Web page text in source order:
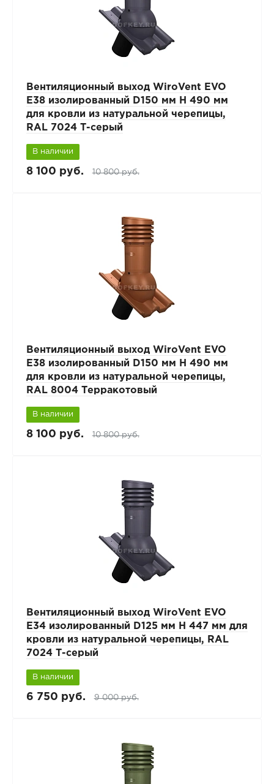
Вентиляционный выход WiroVent EVO
E38 изолированный D150 мм Н 490 мм
для кровли из натуральной черепицы,
RAL 7024 Т-серый
В наличии
8 100 руб. 10 800 руб.
Вентиляционный выход WiroVent EVO
E38 изолированный D150 мм Н 490 мм
для кровли из натуральной черепицы,
RAL 8004 Терракотовый
В наличии
8 100 руб. 10 800 руб.
Вентиляционный выход WiroVent EVO
E34 изолированный D125 мм Н 447 мм для
кровли из натуральной черепицы, RAL
7024 Т-серый
В наличии
6 750 руб. 9 000 руб.